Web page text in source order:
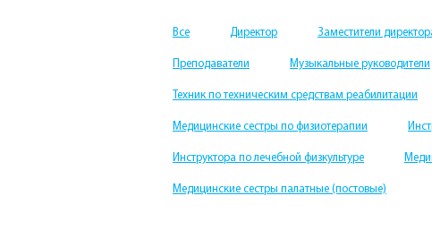
Все Директор Заместители
Преподаватели Музыкальные руководители
Техник по техническим средствам реабилитации
Медицинские сестры по физиотерапии
Инструктора по лечебной физкультуре
Медицинские сестры палатные (постовые)